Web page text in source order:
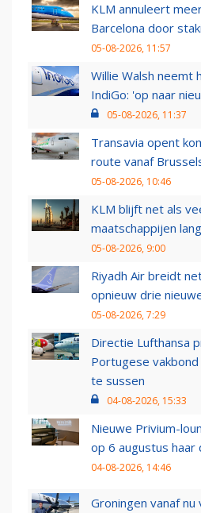
KLM annuleert
Barcelona door
05-08-2026, 11:57
Willie Walsh neemt
IndiGo: 'op naar
05-08-2026, 11:37
Transavia opent
route vanaf
05-08-2026, 10:46
KLM blijft net als
maatschappijen
05-08-2026, 9:00
Riyadh Air breidt
opnieuw drie
05-08-2026, 7:29
Directie Lufthansa
Portugese
te sussen
04-08-2026, 15:33
Nieuwe Privium-
op 6 augustus haar
04-08-2026, 14:46
Groningen vanaf